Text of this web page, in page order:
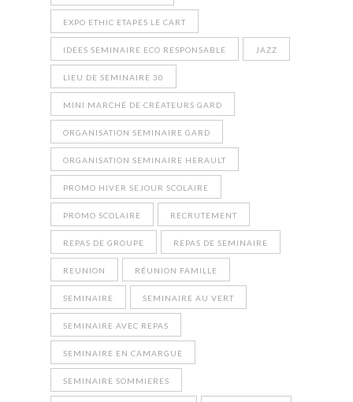
EXPO ETHIC ETAPES LE CART
IDEES SEMINAIRE ECO RESPONSABLE JAZZ
LIEU DE SEMINAIRE 30
MINI MARCHÉ DE CRÉATEURS GARD
ORGANISATION SEMINAIRE GARD
ORGANISATION SEMINAIRE HERAULT
PROMO HIVER SEJOUR SCOLAIRE
PROMO SCOLAIRE RECRUTEMENT
REPAS DE GROUPE REPAS DE SEMINAIRE
REUNION RÉUNION FAMILLE
SEMINAIRE SEMINAIRE AU VERT
SEMINAIRE AVEC REPAS
SEMINAIRE EN CAMARGUE
SEMINAIRE SOMMIERES